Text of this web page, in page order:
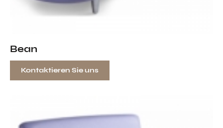
Bean
Kontaktieren Sie uns